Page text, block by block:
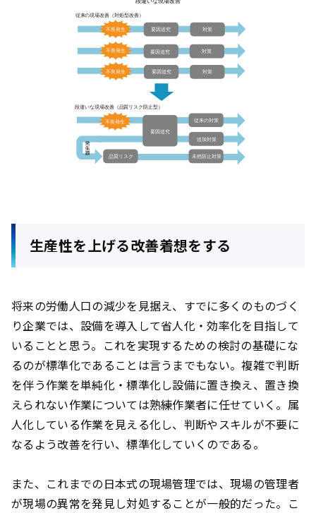
生産性を上げる改善着想をする
将来の労働人口の減少を見据え、すでに多くのものづく
り企業では、設備を導入して省人化・効率化を目指して
いることと思う。これを実現するための検討の基礎にな
るのが標準化であることは言うまでもない。複雑で判断
を伴う作業を単純化・標準化し設備に置き換え、置き換
えられない作業については熟練作業者に任せていく。属
人化している作業を見える化し、判断やスキルが不要に
なるよう改善を行い、標準化していくのである。
また、これまでの日本式の現場管理では、現場の管理者
が現場の異常を発見し対処することが一般的だった。こ